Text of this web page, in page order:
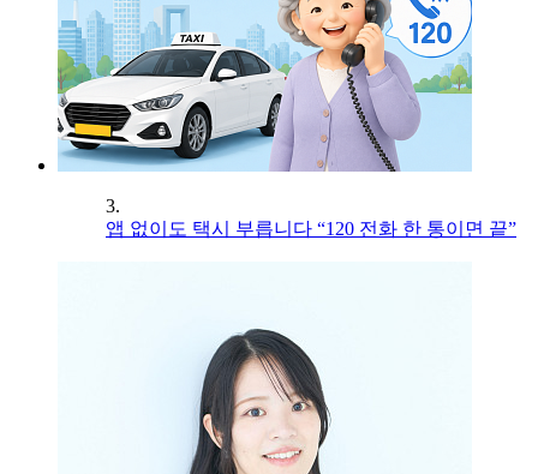
3.
앱 없이도 택시 부릅니다 “120 전화 한 통이면 끝”